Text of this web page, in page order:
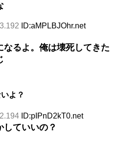
ID:aMPLBJOhr.net
るよ。俺は壊死してきた
よ？
ID:pIPnD2kT0.net
ていいの？